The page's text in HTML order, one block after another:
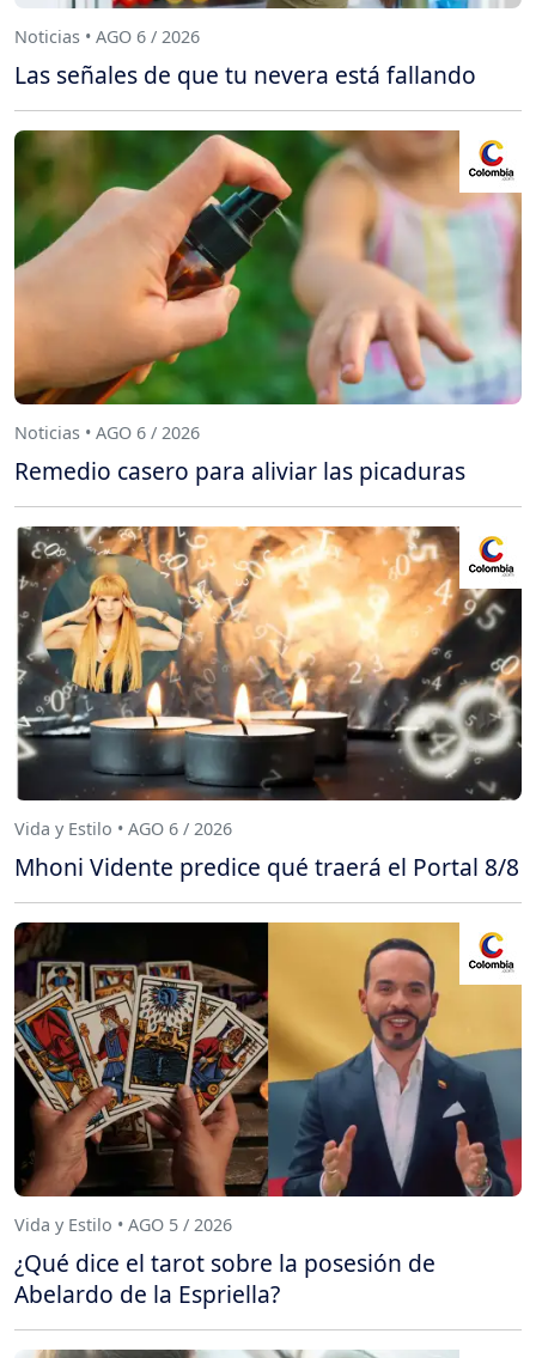
Noticias • AGO 6 / 2026
Las señales de que tu nevera está fallando
Noticias • AGO 6 / 2026
Remedio casero para aliviar las picaduras
Vida y Estilo • AGO 6 / 2026
Mhoni Vidente predice qué traerá el Portal 8/8
Vida y Estilo • AGO 5 / 2026
¿Qué dice el tarot sobre la posesión de
Abelardo de la Espriella?